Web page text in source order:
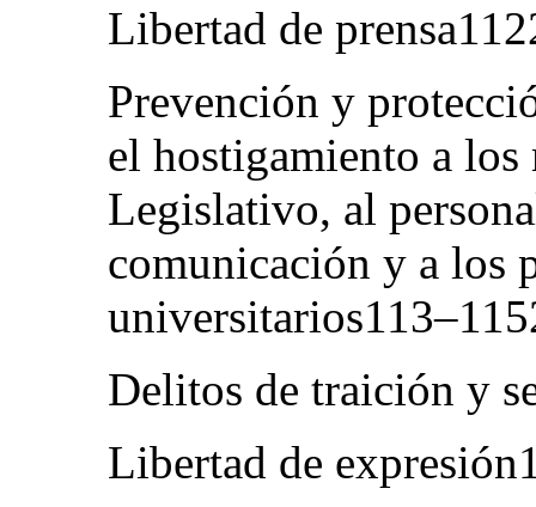
Libertad de
Prevención y
el hostigamiento a
Legislativo, al
comunicación y a los
Delitos de traición y
Libertad de